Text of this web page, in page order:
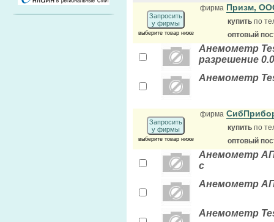
Запросить
у фирмы
выберите товар ниже
фирма Призм,
купить по
оптовый
Анемометр
разрешение
Анемометр
Запросить
у фирмы
выберите товар ниже
фирма
купить по
оптовый
Анемометр
с
Анемометр
Анемометр